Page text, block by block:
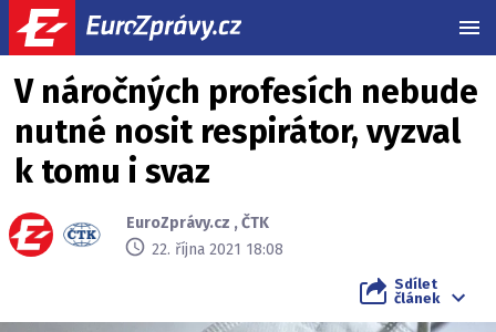
V náročných profesích nebude
nutné nosit respirátor, vyzval
k tomu i svaz
EuroZprávy.cz ,ČTK
22. října 2021 18:08
Sdílet
článek